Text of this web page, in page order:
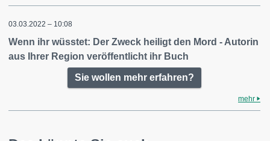
03.03.2022 – 10:08
Wenn ihr wüsstet: Der Zweck heiligt den Mord - Autorin
aus Ihrer Region veröffentlicht ihr Buch
Sie wollen mehr erfahren?
mehr